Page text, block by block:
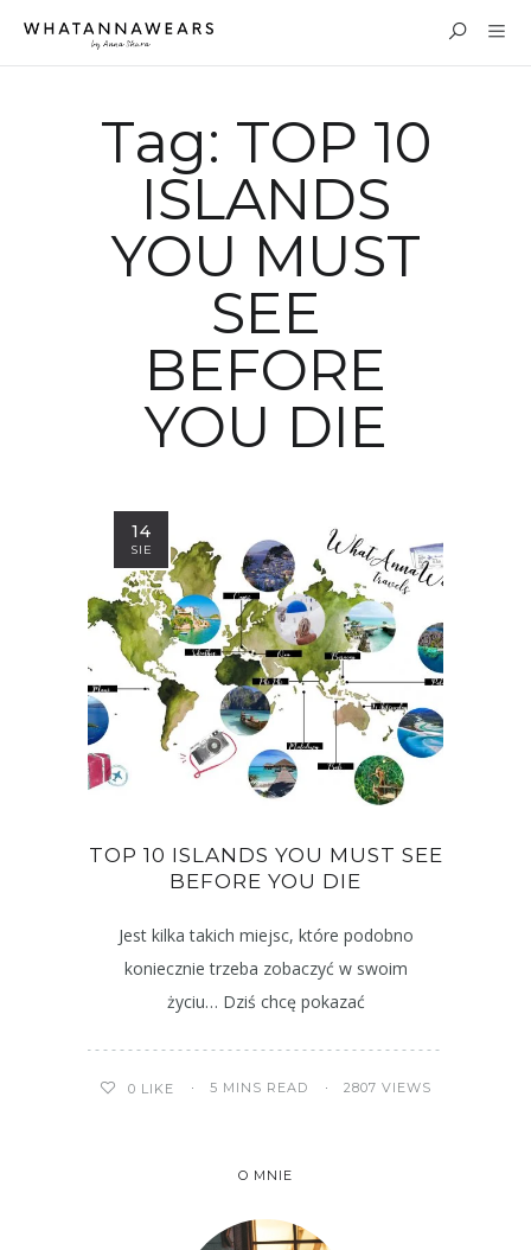
Tag: TOP 10
ISLANDS
YOU MUST
SEE
BEFORE
YOU DIE
14
SIE
TOP 10 ISLANDS YOU MUST SEE
BEFORE YOU DIE
Jest kilka takich miejsc, które podobno
koniecznie trzeba zobaczyć w swoim
życiu… Dziś chcę pokazać
0 LIKE 5 MINS READ 2807 VIEWS
O MNIE